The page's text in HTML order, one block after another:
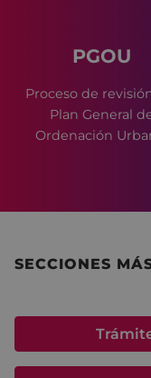
PGOU
Proceso de
Plan General
Ordenación
SECCIONES